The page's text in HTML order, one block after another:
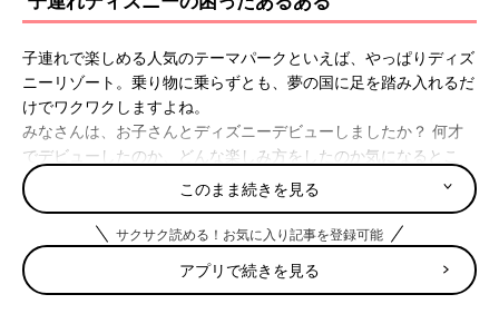
紹介いただきました。
子連れで楽しめる人気のテーマパークといえば、やっぱりディズ
ニーリゾート。乗り物に乗らずとも、夢の国に足を踏み入れるだ
けでワクワクしますよね。
みなさんは、お子さんとディズニーデビューしましたか？ 何才
でデビューしたのか、どんな楽しみ方をしたのか気になるとこ
ろ。
ここでは、ディズニーデビューをした先輩ママたちが、子連れデ
ィズニーで「困った！あるある」をご紹介します。
最も多かったのが、怖がって号泣！
このまま続きを見る
サクサク読める！お気に入り記事を登録可能
アプリで続きを見る